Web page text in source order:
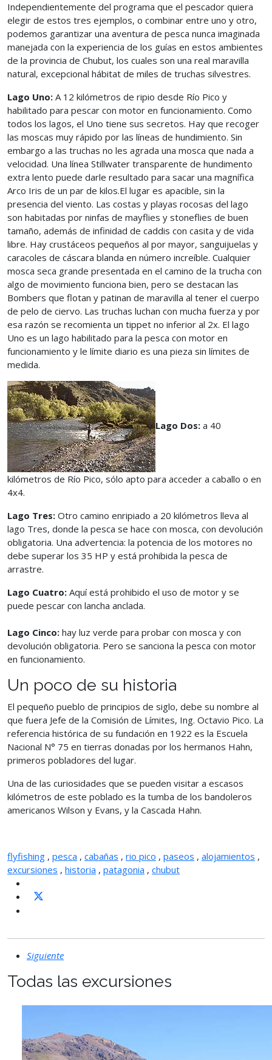
Independientemente del programa que el pescador quiera
elegir de estos tres ejemplos, o combinar entre uno y otro,
podemos garantizar una aventura de pesca nunca imaginada
manejada con la experiencia de los guías en estos ambientes
de la provincia de Chubut, los cuales son una real maravilla
natural, excepcional hábitat de miles de truchas silvestres.
Lago Uno: A 12 kilómetros de ripio desde Río Pico y
habilitado para pescar con motor en funcionamiento. Como
todos los lagos, el Uno tiene sus secretos. Hay que recoger
las moscas muy rápido por las líneas de hundimiento. Sin
embargo a las truchas no les agrada una mosca que nada a
velocidad. Una línea Stillwater transparente de hundimento
extra lento puede darle resultado para sacar una magnífica
Arco Iris de un par de kilos.El lugar es apacible, sin la
presencia del viento. Las costas y playas rocosas del lago
son habitadas por ninfas de mayflies y stoneflies de buen
tamaño, además de infinidad de caddis con casita y de vida
libre. Hay crustáceos pequeños al por mayor, sanguijuelas y
caracoles de cáscara blanda en número increíble. Cualquier
mosca seca grande presentada en el camino de la trucha con
algo de movimiento funciona bien, pero se destacan las
Bombers que flotan y patinan de maravilla al tener el cuerpo
de pelo de ciervo. Las truchas luchan con mucha fuerza y por
esa razón se recomienta un tippet no inferior al 2x. El lago
Uno es un lago habilitado para la pesca con motor en
funcionamiento y le límite diario es una pieza sin límites de
medida.
Lago Dos: a 40
kilómetros de Río Pico, sólo apto para acceder a caballo o en
4x4.
Lago Tres: Otro camino enripiado a 20 kilómetros lleva al
lago Tres, donde la pesca se hace con mosca, con devolución
obligatoria. Una advertencia: la potencia de los motores no
debe superar los 35 HP y está prohibida la pesca de
arrastre.
Lago Cuatro: Aquí está prohibido el uso de motor y se
puede pescar con lancha anclada.
Lago Cinco: hay luz verde para probar con mosca y con
devolución obligatoria. Pero se sanciona la pesca con motor
en funcionamiento.
Un poco de su historia
El pequeño pueblo de principios de siglo, debe su nombre al
que fuera Jefe de la Comisión de Límites, Ing. Octavio Pico. La
referencia histórica de su fundación en 1922 es la Escuela
Nacional N° 75 en tierras donadas por los hermanos Hahn,
primeros pobladores del lugar.
Una de las curiosidades que se pueden visitar a escasos
kilómetros de este poblado es la tumba de los bandoleros
americanos Wilson y Evans, y la Cascada Hahn.
flyfishing , pesca , cabañas , rio pico , paseos , alojamientos ,
excursiones , historia , patagonia , chubut
Siguiente
Todas las excursiones